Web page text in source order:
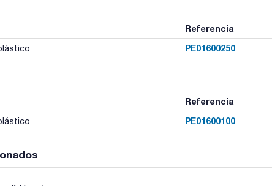
Referencia
PE01600250
Referencia
PE01600100